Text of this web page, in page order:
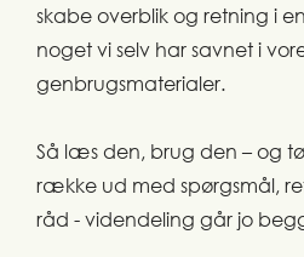
skabe overblik og retning i
noget vi selv har savnet i
genbrugsmaterialer.
Så læs den, brug den – og
række ud med spørgsmål,
råd - videndeling går jo